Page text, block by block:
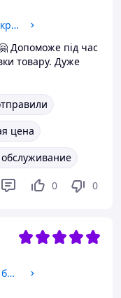
Пригласительный для крестной на крестины от мальчика Акриловая ножка Золото
Допоможе під час
товару. Дуже
цена
0 0
Букет-дублер для невесты молочно белые розы айвори лента